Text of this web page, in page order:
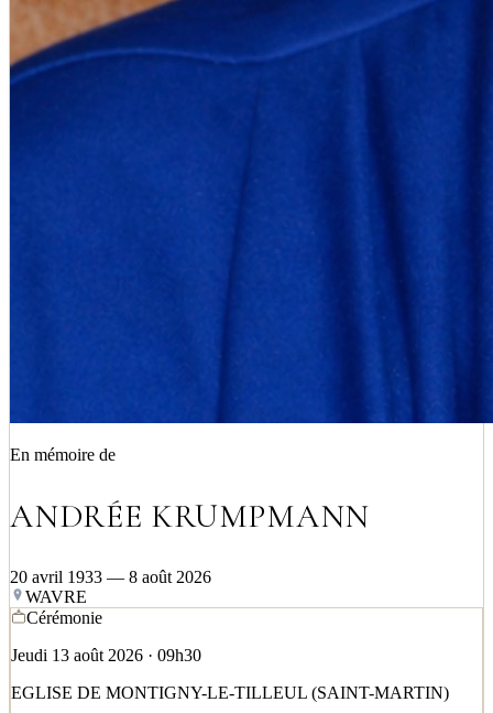
En mémoire de
ANDRÉE KRUMPMANN
20 avril 1933 — 8 août 2026
WAVRE
Cérémonie
Jeudi 13 août 2026 · 09h30
EGLISE DE MONTIGNY-LE-TILLEUL (SAINT-MARTIN)